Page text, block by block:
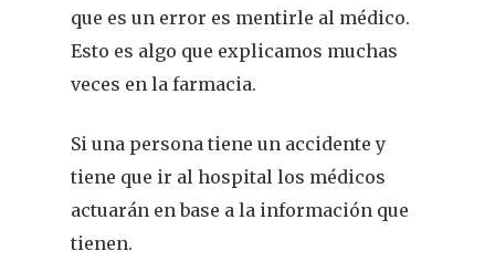
que es un error es mentirle al médico.
Esto es algo que explicamos muchas
veces en la farmacia.
Si una persona tiene un accidente y
tiene que ir al hospital los médicos
actuarán en base a la información que
tienen.